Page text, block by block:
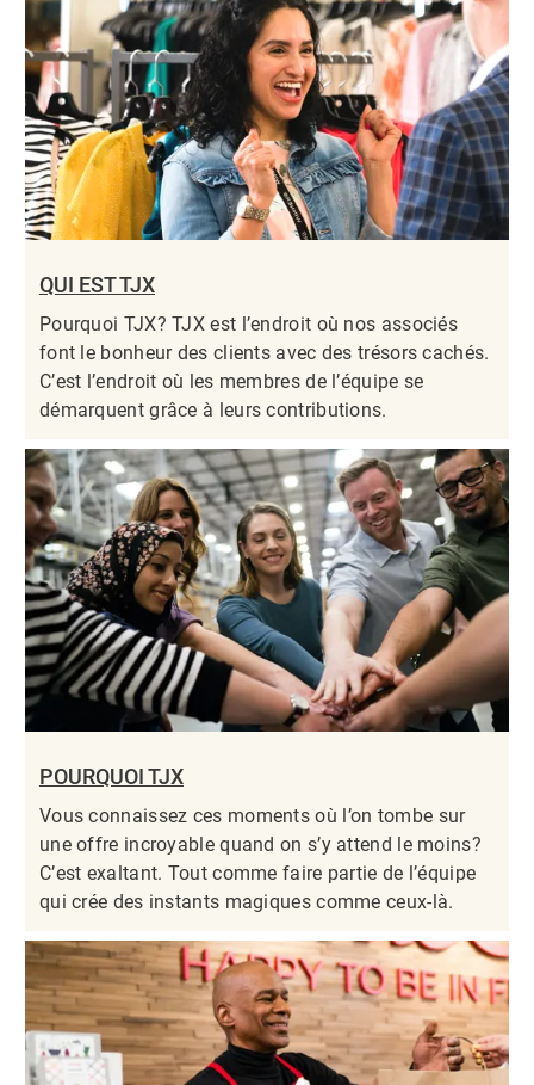
QUI EST TJX
Pourquoi TJX? TJX est l’endroit où nos associés
font le bonheur des clients avec des trésors cachés.
C’est l’endroit où les membres de l’équipe se
démarquent grâce à leurs contributions.​​​​​​​
POURQUOI TJX
Vous connaissez ces moments où l’on tombe sur
une offre incroyable quand on s’y attend le moins?
C’est exaltant. Tout comme faire partie de l’équipe
qui crée des instants magiques comme ceux-là.​​​​​​​